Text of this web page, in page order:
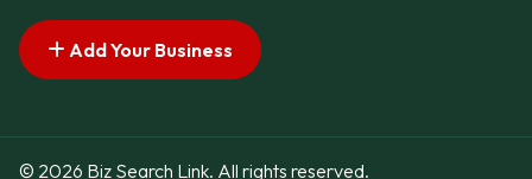
Add Your Business
© 2026 Biz Search Link. All rights reserved.